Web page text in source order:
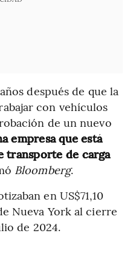
después de que la
con vehículos
de un nuevo
empresa que está
transporte de carga
Bloomberg.
en US$71,10
Nueva York al cierre
de 2024.